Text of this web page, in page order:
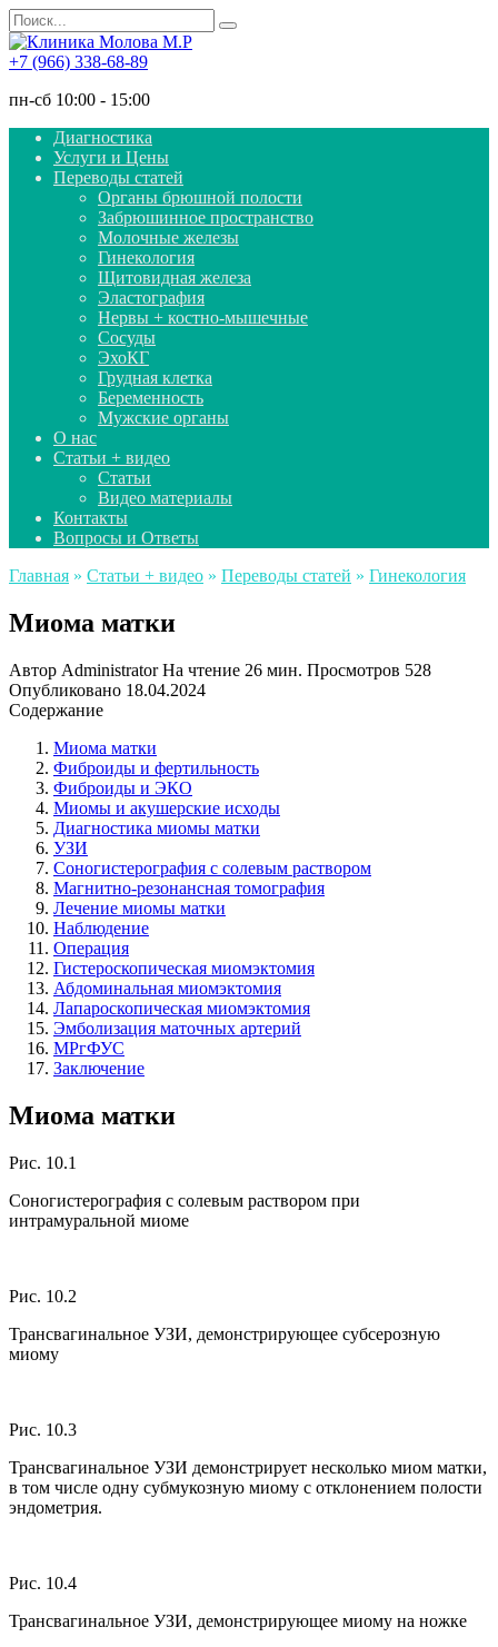
Перейти
к
содержанию
Search
for:
+7 (966) 338-68-89
пн-сб 10:00 - 15:00
Диагностика
Услуги и Цены
Переводы статей
Органы брюшной полости
Забрюшинное пространство
Молочные железы
Гинекология
Щитовидная железа
Эластография
Нервы + костно-мышечные
Сосуды
ЭхоКГ
Грудная клетка
Беременность
Мужские органы
О нас
Статьи + видео
Статьи
Видео материалы
Контакты
Вопросы и Ответы
Главная » Статьи + видео » Переводы статей » Гинекология
Миома матки
Автор Administrator На чтение 26 мин. Просмотров 528
Опубликовано 18.04.2024
Содержание
Миома матки
Фиброиды и фертильность
Фиброиды и ЭКО
Миомы и акушерские исходы
Диагностика миомы матки
УЗИ
Соногистерография с солевым раствором
Магнитно-резонансная томография
Лечение миомы матки
Наблюдение
Операция
Гистероскопическая миомэктомия
Абдоминальная миомэктомия
Лапароскопическая миомэктомия
Эмболизация маточных артерий
МРгФУС
Заключение
Миома матки
Рис. 10.1
Соногистерография с солевым раствором при
интрамуральной миоме
Рис. 10.2
Трансвагинальное УЗИ, демонстрирующее субсерозную
миому
Рис. 10.3
Трансвагинальное УЗИ демонстрирует несколько миом матки,
в том числе одну субмукозную миому с отклонением полости
эндометрия.
Рис. 10.4
Трансвагинальное УЗИ, демонстрирующее миому на ножке